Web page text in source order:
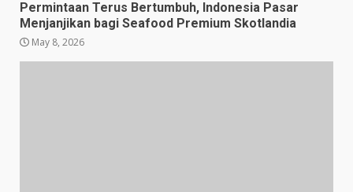
Permintaan Terus Bertumbuh, Indonesia Pasar
Menjanjikan bagi Seafood Premium Skotlandia
May 8, 2026